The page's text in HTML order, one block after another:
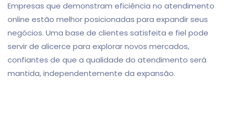
Empresas que demonstram eficiência no atendimento
online estão melhor posicionadas para expandir seus
negócios. Uma base de clientes satisfeita e fiel pode
servir de alicerce para explorar novos mercados,
confiantes de que a qualidade do atendimento será
mantida, independentemente da expansão.